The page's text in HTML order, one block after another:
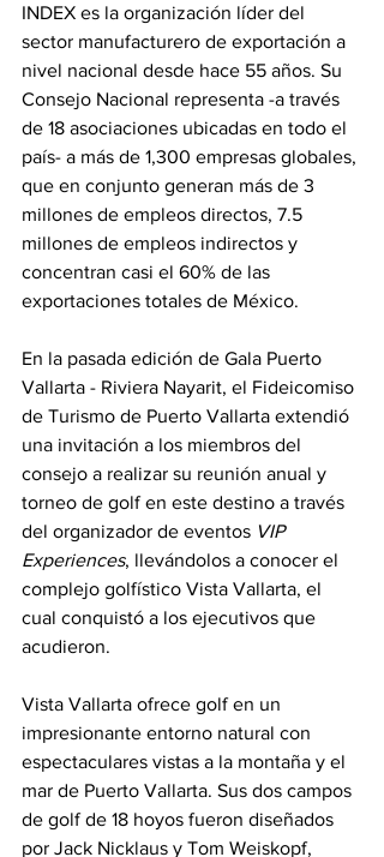
INDEX es la organización líder del
sector manufacturero de exportación a
nivel nacional desde hace 55 años. Su
Consejo Nacional representa -a través
de 18 asociaciones ubicadas en todo el
país- a más de 1,300 empresas globales,
que en conjunto generan más de 3
millones de empleos directos, 7.5
millones de empleos indirectos y
concentran casi el 60% de las
exportaciones totales de México.
En la pasada edición de Gala Puerto
Vallarta - Riviera Nayarit, el Fideicomiso
de Turismo de Puerto Vallarta extendió
una invitación a los miembros del
consejo a realizar su reunión anual y
torneo de golf en este destino a través
del organizador de eventos VIP
Experiences, llevándolos a conocer el
complejo golfístico Vista Vallarta, el
cual conquistó a los ejecutivos que
acudieron.
Vista Vallarta ofrece golf en un
impresionante entorno natural con
espectaculares vistas a la montaña y el
mar de Puerto Vallarta. Sus dos campos
de golf de 18 hoyos fueron diseñados
por Jack Nicklaus y Tom Weiskopf,